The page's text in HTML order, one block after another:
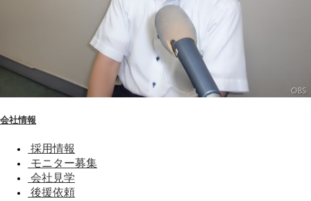
会社情報
採用情報
モニター募集
会社見学
後援依頼